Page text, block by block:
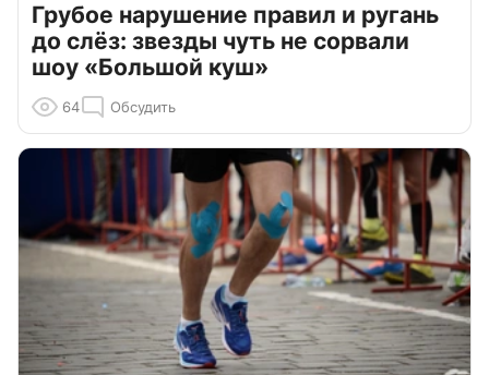
Грубое нарушение правил и ругань
до слёз: звезды чуть не сорвали
шоу «Большой куш»
64 Обсудить